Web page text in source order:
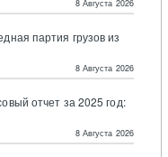
8 Августа 2026
партия грузов из
8 Августа 2026
отчет за 2025 год:
8 Августа 2026